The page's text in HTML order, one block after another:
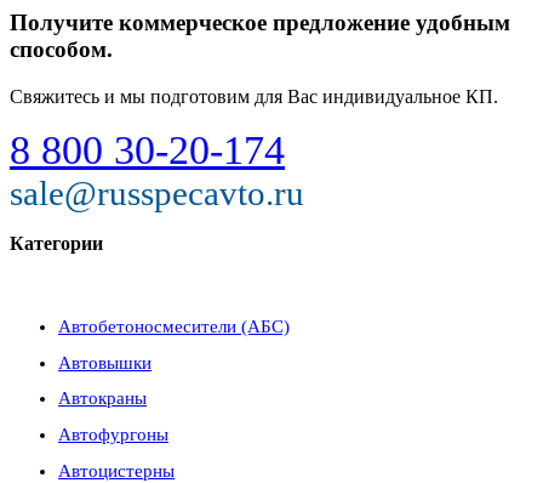
Получите коммерческое предложение удобным
способом.
Свяжитесь и мы подготовим для Вас индивидуальное КП.
8 800 30-20-174
sale@russpecavto.ru
Категории
Автобетоносмесители (АБС)
Автовышки
Автокраны
Автофургоны
Автоцистерны